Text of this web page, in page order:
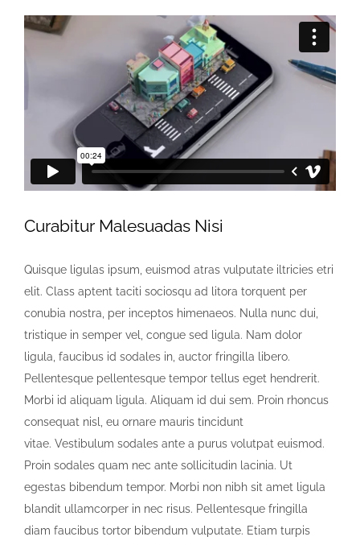
Curabitur Malesuadas Nisi
Quisque ligulas ipsum, euismod atras vulputate iltricies etri
elit. Class aptent taciti sociosqu ad litora torquent per
conubia nostra, per inceptos himenaeos. Nulla nunc dui,
tristique in semper vel, congue sed ligula. Nam dolor
ligula, faucibus id sodales in, auctor fringilla libero.
Pellentesque pellentesque tempor tellus eget hendrerit.
Morbi id aliquam ligula. Aliquam id dui sem. Proin rhoncus
consequat nisl, eu ornare mauris tincidunt
vitae. Vestibulum sodales ante a purus volutpat euismod.
Proin sodales quam nec ante sollicitudin lacinia. Ut
egestas bibendum tempor. Morbi non nibh sit amet ligula
blandit ullamcorper in nec risus. Pellentesque fringilla
diam faucibus tortor bibendum vulputate. Etiam turpis